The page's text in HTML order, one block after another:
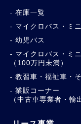
在庫一覧
マイクロバス・ミ
幼児バス
マイクロバス・ミ
（100万円未満）
教習車・福祉車・
業販コーナー
（中古車専業者・輸